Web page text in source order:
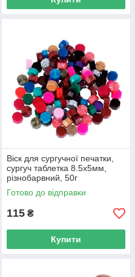
Віск для сургучної печатки,
сургуч таблетка 8.5x5мм,
різнобарвний, 50г
Готово до відправки
115 ₴
Купити